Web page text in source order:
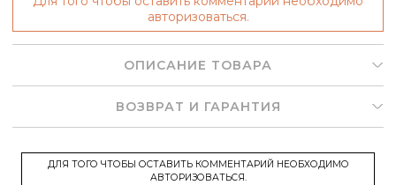
авторизоваться.
ОПИСАНИЕ ТОВАРА
ВОЗВРАТ И ГАРАНТИЯ
ДЛЯ ТОГО ЧТОБЫ ОСТАВИТЬ КОММЕНТАРИЙ НЕОБХОДИМО
АВТОРИЗОВАТЬСЯ.